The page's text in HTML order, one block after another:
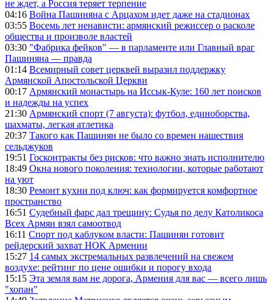
не ждет, а Россия теряет терпение
04:16 Война Пашиняна с Арцахом идет даже на стадионах
03:55 Восемь лет ненависти: армянский режиссер о расколе
общества и произволе властей
03:30 "Фабрика фейков" — в парламенте или Главный враг
Пашиняна — правда
01:14 Всемирный совет церквей выразил поддержку
Армянской Апостольской Церкви
00:17 Армянский монастырь на Иссык-Куле: 160 лет поисков
и надежды на успех
21:30 Армянский спорт (7 августа): футбол, единоборства,
шахматы, легкая атлетика
20:37 Такого как Пашинян не было со времен нашествия
сельджуков
19:51 Госконтракты без рисков: что важно знать исполнителю
18:49 Окна нового поколения: технологии, которые работают
на уют
18:30 Ремонт кухни под ключ: как формируется комфортное
пространство
16:51 Судебный фарс дал трещину: Судья по делу Католикоса
Всех Армян взял самоотвод
16:11 Спорт под каблуком власти: Пашинян готовит
рейдерский захват НОК Армении
15:27 14 самых экстремальных развлечений на свежем
воздухе: рейтинг по цене ошибки и порогу входа
15:15 Эта земля вам не дорога, Армения для вас — всего лишь
"хопан"